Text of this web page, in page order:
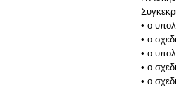
• ο
• ο
• ο
• ο
• ο